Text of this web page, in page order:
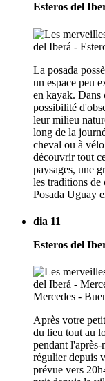
Esteros del
La posada
un espace peu
en kayak. Dans
possibilité
leur milieu
long de la
cheval ou à
découvrir tout
paysages, une
les traditions
Posada Uguay
dia 11
Esteros del
Après votre
du lieu tout au
pendant
régulier depuis
prévue vers